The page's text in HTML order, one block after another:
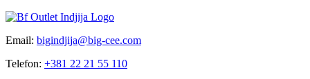
Email: bigindjija@big-cee.com
Telefon: +381 22 21 55 110